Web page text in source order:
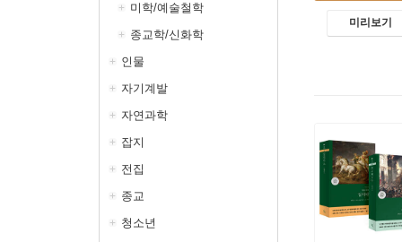
미학/예술철학
종교학/신화학
인물
자기계발
자연과학
잡지
전집
종교
청소년
미리보기